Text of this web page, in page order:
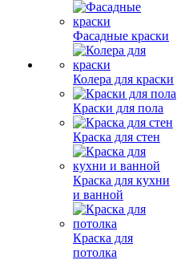
Фасадные краски
Колера для краски
Краски для пола
Краска для стен
Краска для кухни
и ванной
Краска для
потолка